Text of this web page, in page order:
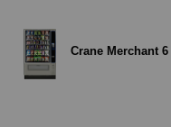
Crane Merchant